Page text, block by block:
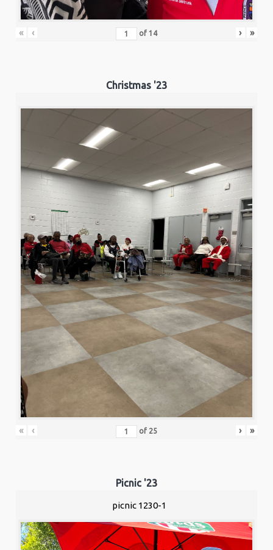
« ‹ of 14 › »
Christmas '23
« ‹ of 25 › »
Picnic '23
picnic 1230-1